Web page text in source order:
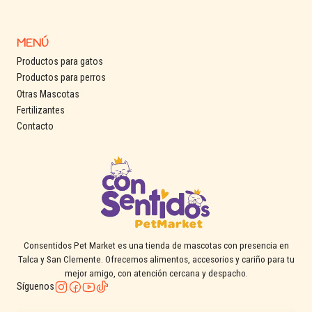
Mantener alejado de la humedad
Evitar el contacto directo del envase con el suelo
Mantener el envase bien cerrado después de cada uso
Tipo de mascota
MENÚ
Productos para gatos
Productos para perros
Otras Mascotas
Fertilizantes
Contacto
Consentidos Pet Market es una tienda de mascotas con presencia en
Talca y San Clemente. Ofrecemos alimentos, accesorios y cariño para tu
mejor amigo, con atención cercana y despacho.
Síguenos